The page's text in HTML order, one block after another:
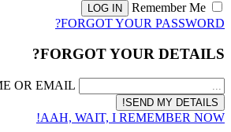
FORGOT YOUR PASSWORD?
FORGOT YOUR DETAILS?
OR EMAIL
AAH, WAIT, I REMEMBER NOW!